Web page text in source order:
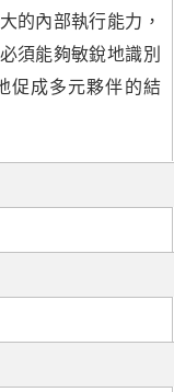
的內部執行能力，
須能夠敏銳地識別
促成多元夥伴的結